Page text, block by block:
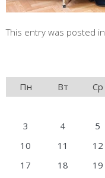
This entry was posted in
Пн
Вт Ср
3
4 5
10
11 12
17
18 19